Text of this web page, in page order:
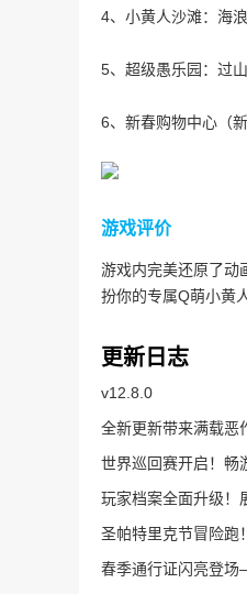
4、小黄人沙滩：海
5、超级愚乐园：过
6、新春购物中心（
游戏评价
游戏内完美还原了动
扮你的专属Q萌小黄人
更新日志
v12.8.0
全新更新带来满载恶
世界巡回赛开启！畅
玩家档案全面升级！
圣帕特里克节冒险跑
春季通行证闪亮登